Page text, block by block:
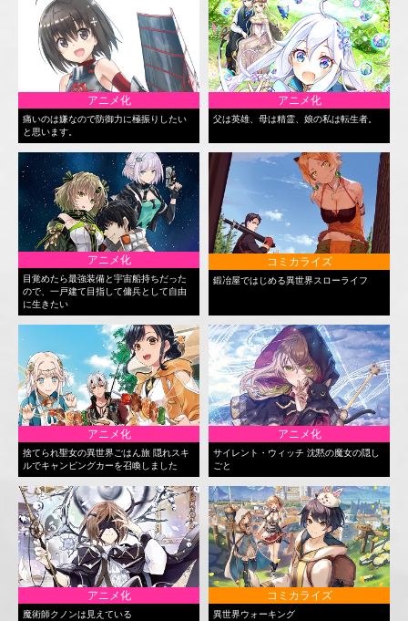
アニメ化
痛いのは嫌なので防御力に極振りしたい
と思います。
アニメ化
父は英雄、母は精霊、娘の私は転生者。
アニメ化
目覚めたら最強装備と宇宙船持ちだった
ので、一戸建て目指して傭兵として自由
に生きたい
コミカライズ
鍛冶屋ではじめる異世界スローライフ
アニメ化
捨てられ聖女の異世界ごはん旅 隠れスキ
ルでキャンピングカーを召喚しました
アニメ化
サイレント・ウィッチ 沈黙の魔女の隠し
ごと
アニメ化
魔術師クノンは見えている
コミカライズ
異世界ウォーキング